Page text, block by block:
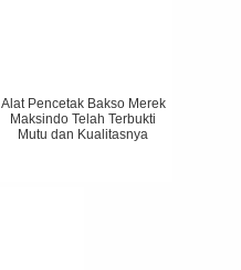
Alat Pencetak Bakso Merek
Maksindo Telah Terbukti
Mutu dan Kualitasnya